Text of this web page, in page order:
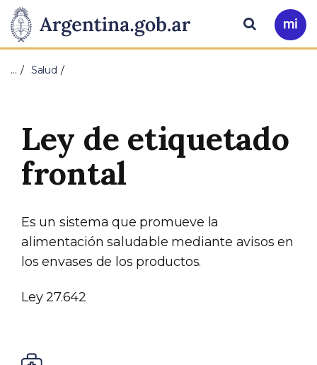
Presidencia
de
Nación
Pasar al contenido principal
Ir
a
Buscar
… Salud
Ley de etiquetado
frontal
Es un sistema que promueve la
alimentación saludable mediante avisos en
los envases de los productos.
Ley 27.642